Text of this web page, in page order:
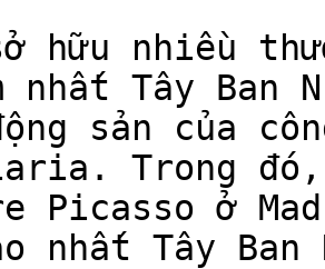
hữu nhiều
nhất Tây Ban
sản của
Trong đó,
Picasso ở
nhất Tây